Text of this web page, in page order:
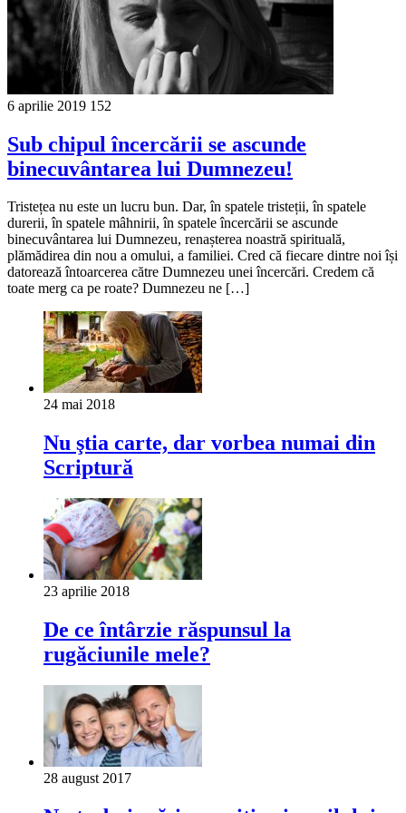
6 aprilie 2019 152
Sub chipul încercării se ascunde
binecuvântarea lui Dumnezeu!
Tristețea nu este un lucru bun. Dar, în spatele tristeții, în spatele
durerii, în spatele mâhnirii, în spatele încercării se ascunde
binecuvântarea lui Dumnezeu, renașterea noastră spirituală,
plămădirea din nou a omului, a familiei. Cred că fiecare dintre noi își
datorează întoarcerea către Dumnezeu unei încercări. Credem că
toate merg ca pe roate? Dumnezeu ne […]
24 mai 2018
Nu ştia carte, dar vorbea numai din
Scriptură
23 aprilie 2018
De ce întârzie răspunsul la
rugăciunile mele?
28 august 2017